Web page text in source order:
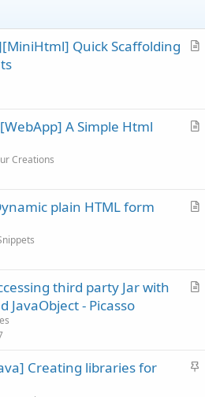
A
l
Quick Scaffolding
A
l
[WebApp] A Simple Html
Creations
A
l
plain HTML form
A
l
third party Jar with
JavaObject - Picasso
S
Creating libraries for